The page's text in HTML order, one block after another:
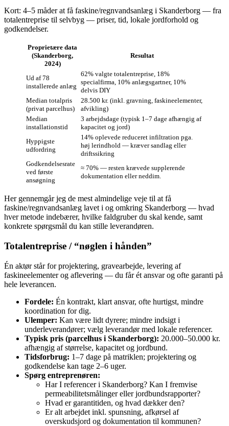
Kort: 4–5 måder at få faskine/regnvandsanlæg i Skanderborg — fra
totalentreprise til selvbyg — priser, tid, lokale jordforhold og
godkendelser.
Proprietære data
(Skanderborg,
2024)
Resultat
Ud af 78
installerede anlæg
62% valgte totalentreprise, 18%
specialfirma, 10% anlægsgartner, 10%
delvis DIY
Median totalpris
(privat parcelhus)
28.500 kr. (inkl. gravning, faskineelementer,
afvikling)
Median
installationstid
3 arbejdsdage (typisk 1–7 dage afhængig af
kapacitet og jord)
Hyppigste
udfordring
14% oplevede reduceret infiltration pga.
høj lerindhold — kræver sandlag eller
driftssikring
Godkendelsesrate
ved første
ansøgning
≈ 70% — resten krævede supplerende
dokumentation eller neddim.
Her gennemgår jeg de mest almindelige veje til at få
faskine/regnvandsanlæg lavet i og omkring Skanderborg — hvad
hver metode indebærer, hvilke faldgruber du skal kende, samt
konkrete spørgsmål du kan stille leverandøren.
Totalentreprise / “nøglen i hånden”
Én aktør står for projektering, gravearbejde, levering af
faskineelementer og aflevering — du får ét ansvar og ofte garanti på
hele leverancen.
Fordele: Én kontrakt, klart ansvar, ofte hurtigst, mindre
koordination for dig.
Ulemper: Kan være lidt dyrere; mindre indsigt i
underleverandører; vælg leverandør med lokale referencer.
Typisk pris (parcelhus i Skanderborg): 20.000–50.000 kr.
afhængig af størrelse, kapacitet og jordbund.
Tidsforbrug: 1–7 dage på matriklen; projektering og
godkendelse kan tage 2–6 uger.
Spørg entreprenøren:
Har I referencer i Skanderborg? Kan I fremvise
permeabilitetsmålinger eller jordbundsrapporter?
Hvad er garantitiden, og hvad dækker den?
Er alt arbejdet inkl. spunsning, afkørsel af
overskudsjord og dokumentation til kommunen?